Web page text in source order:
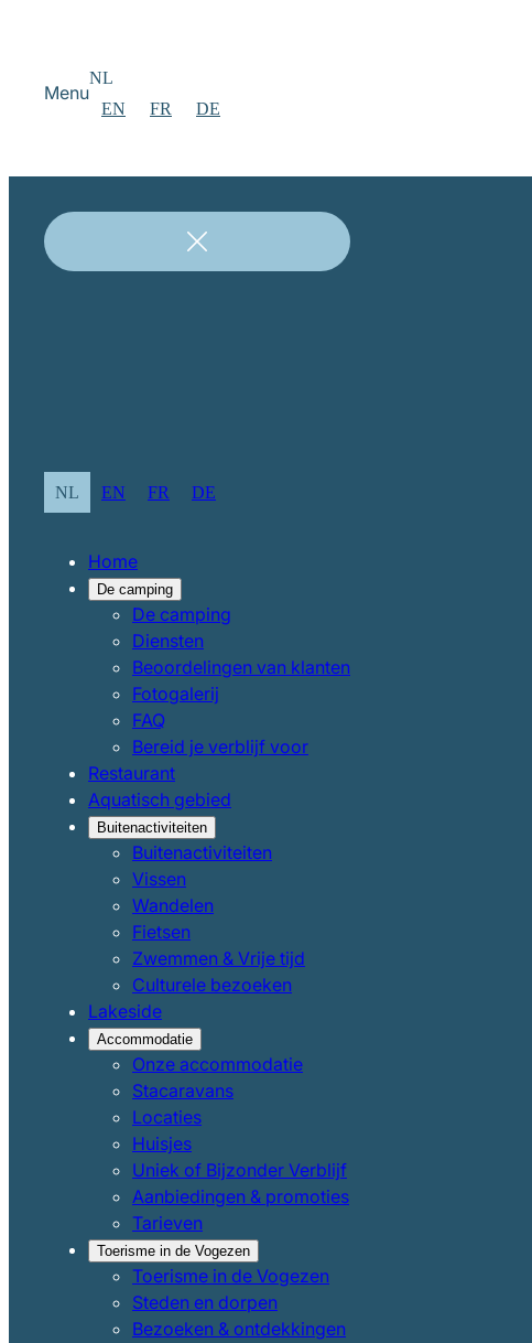
Menu
NL
EN
FR DE
NL EN FR DE
Home
De camping
De camping
Diensten
Beoordelingen van klanten
Fotogalerij
FAQ
Bereid je verblijf voor
Restaurant
Aquatisch gebied
Buitenactiviteiten
Buitenactiviteiten
Vissen
Wandelen
Fietsen
Zwemmen & Vrije tijd
Culturele bezoeken
Lakeside
Accommodatie
Onze accommodatie
Stacaravans
Locaties
Huisjes
Uniek of Bijzonder Verblijf
Aanbiedingen & promoties
Tarieven
Toerisme in de Vogezen
Toerisme in de Vogezen
Steden en dorpen
Bezoeken & ontdekkingen